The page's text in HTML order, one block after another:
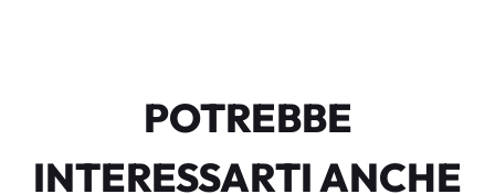
POTREBBE
INTERESSARTI ANCHE